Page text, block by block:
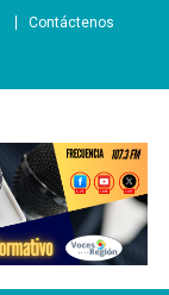
Contáctenos